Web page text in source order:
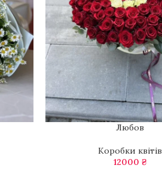
ДОДАТИ В КОШИКЛюбов
Коробки квітів
12000 ₴